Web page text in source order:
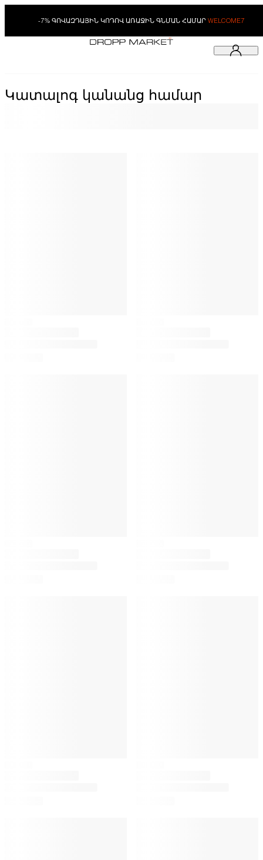
-7% ԳՈՎԱԶԴԱՅԻՆ ԿՈԴՈՎ ԱՌԱՋԻՆ ԳՆՄԱՆ ՀԱՄԱՐ WELCOME7
Կատալոգ կանանց համար